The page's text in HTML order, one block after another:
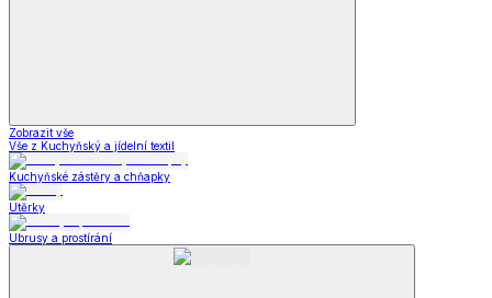
Zobrazit vše
Vše z Kuchyňský a jídelní textil
Kuchyňské zástěry a chňapky
Utěrky
Ubrusy a prostírání